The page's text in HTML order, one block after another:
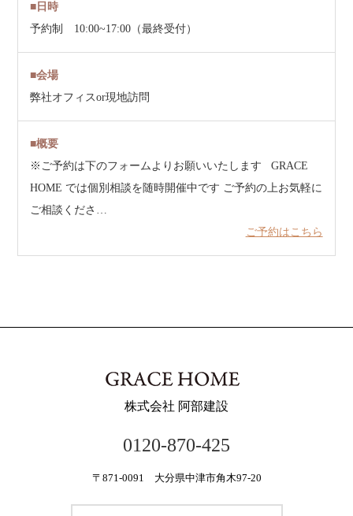
■日時
予約制 10:00~17:00（最終受付）
■会場
弊社オフィスor現地訪問
■概要
※ご予約は下のフォームよりお願いいたします GRACE
HOME では個別相談を随時開催中です ご予約の上お気軽に
ご相談くださ…
ご予約はこちら
株式会社 阿部建設
0120-870-425
〒871-0091 大分県中津市角木97-20